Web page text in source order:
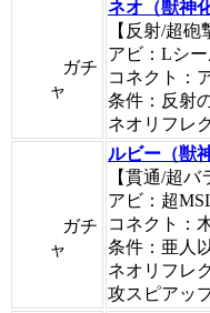
ガチ
ャ
ネオ（獣神
【反射/超砲
アビ：Lシ
コネクト：
条件：反射
ネオリフレ
ガチ
ャ
ルビー（獣
【貫通/超バ
アビ：超
コネクト：
条件：亜人
ネオリフレ
攻スピアッ